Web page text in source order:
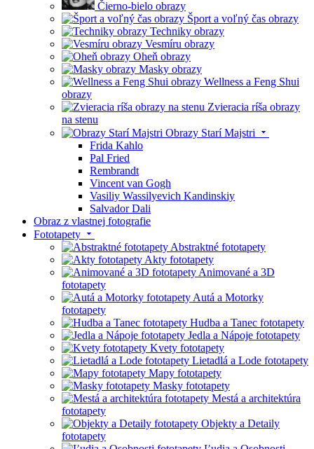
Čierno-bielo obrazy
Šport a voľný čas obrazy
Techniky obrazy
Vesmíru obrazy
Oheň obrazy
Masky obrazy
Wellness a Feng Shui
obrazy
Zvieracia ríša obrazy
na stenu
Obrazy Starí Majstri
Frida Kahlo
Pal Fried
Rembrandt
Vincent van Gogh
Vasiliy Wassilyevich Kandinskiy
Salvador Dali
Obraz z vlastnej fotografie
Fototapety
Abstraktné fototapety
Akty fototapety
Animované a 3D
fototapety
Autá a Motorky
fototapety
Hudba a Tanec fototapety
Jedla a Nápoje fototapety
Kvety fototapety
Lietadlá a Lode fototapety
Mapy fototapety
Masky fototapety
Mestá a architektúra
fototapety
Objekty a Detaily
fototapety